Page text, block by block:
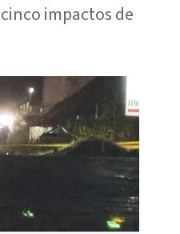
impactos de